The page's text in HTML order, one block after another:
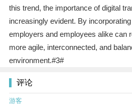
this trend, the importance of digital
increasingly evident. By
employers and employees alike can
more agile, interconnected, and
environment.#3#
评论
游客